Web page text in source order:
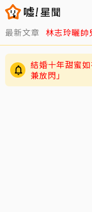
最新文章 林志玲曬帥
結婚十年甜蜜
兼放閃」